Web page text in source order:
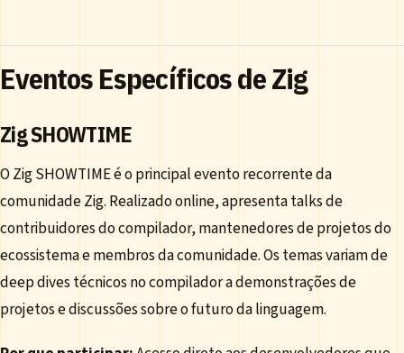
Eventos Específicos de Zig
Zig SHOWTIME
O Zig SHOWTIME é o principal evento recorrente da
comunidade Zig. Realizado online, apresenta talks de
contribuidores do compilador, mantenedores de projetos do
ecossistema e membros da comunidade. Os temas variam de
deep dives técnicos no compilador a demonstrações de
projetos e discussões sobre o futuro da linguagem.